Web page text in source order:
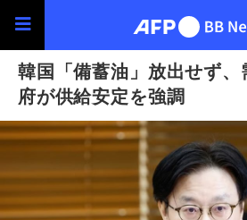
韓国「備蓄油」放出せず
府が供給安定を強調